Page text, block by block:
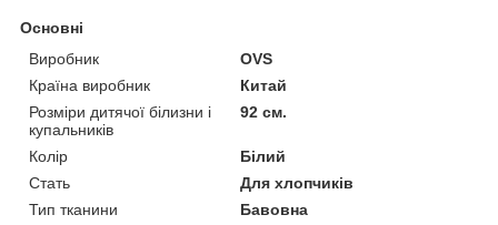
Основні
Виробник
OVS
Країна виробник
Китай
Розміри дитячої білизни і
купальників
92 см.
Колір
Білий
Стать
Для хлопчиків
Тип тканини
Бавовна